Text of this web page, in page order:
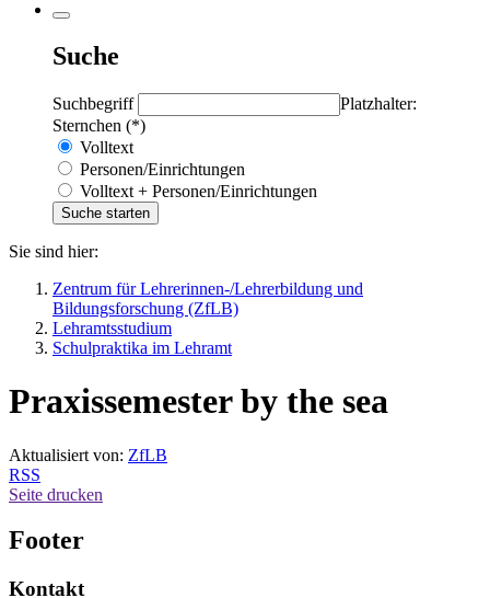
Suche
Suchbegriff
Platzhalter:
Sternchen (*)
Volltext
Personen/Einrichtungen
Volltext + Personen/Einrichtungen
Sie sind hier:
Zentrum für Lehrerinnen-/Lehrerbildung und
Bildungsforschung (ZfLB)
Lehramtsstudium
Schulpraktika im Lehramt
Praxissemester by the sea
Aktualisiert von: ZfLB
RSS
Seite drucken
Footer
Kontakt